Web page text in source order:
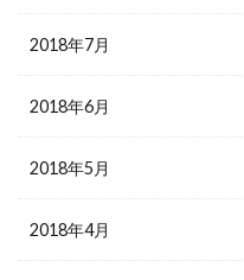
2018年7月
2018年6月
2018年5月
2018年4月